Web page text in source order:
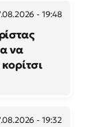
- 19:48
να
- 19:32